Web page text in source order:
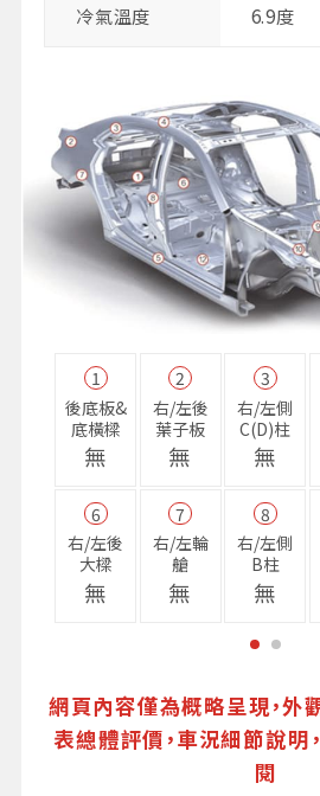
冷氣溫度 6.9度
1
後底板&
底橫樑
無
2
右/左後
葉子板
無
3
右/左側
C(D)柱
無
6
右/左後
大樑
無
7
右/左輪
艙
無
8
右/左側
B柱
無
網頁內容僅為概略呈現，外
表總體評價，車況細節說明
閱